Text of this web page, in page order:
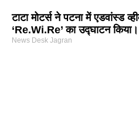
टाटा मोटर्स ने पटना में एडवांस्ड
‘Re.Wi.Re’ का उद्घाटन किया।
News Desk Jagran